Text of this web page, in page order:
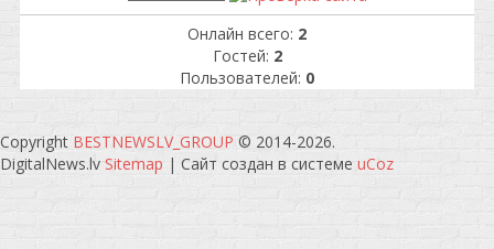
Онлайн всего: 2
Гостей: 2
Пользователей: 0
Copyright BESTNEWSLV_GROUP © 2014-2026.
DigitalNews.lv Sitemap | Сайт создан в системе uCoz